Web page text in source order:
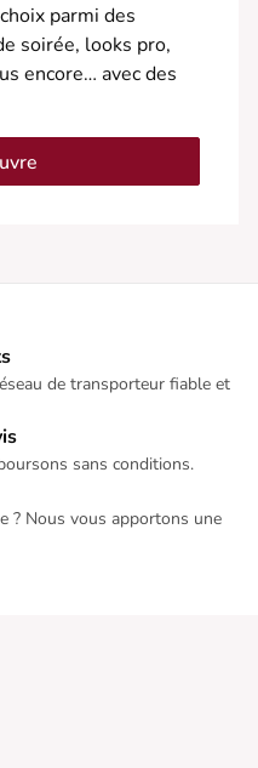
parmi des
soirée, looks pro,
encore… avec des
de transporteur fiable et
sans conditions.
? Nous vous apportons une